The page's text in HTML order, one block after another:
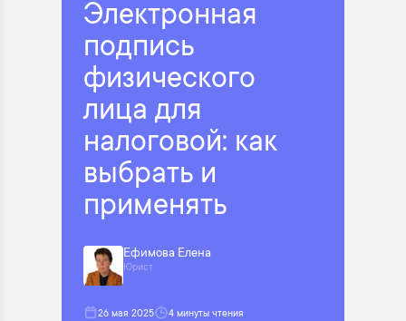
Электронная
подпись
физического
лица для
налоговой: как
выбрать и
применять
Ефимова Елена
Юрист
26 мая 2025 4 минуты чтения